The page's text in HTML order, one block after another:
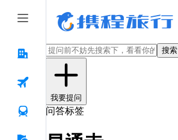
搜索
我要提问
问答标签